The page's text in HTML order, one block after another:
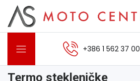
+386 1 562 37 00
Termo stekleničke